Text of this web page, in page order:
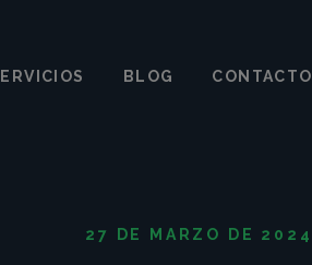
BLOG CONTACTO
27 DE MARZO DE 2024